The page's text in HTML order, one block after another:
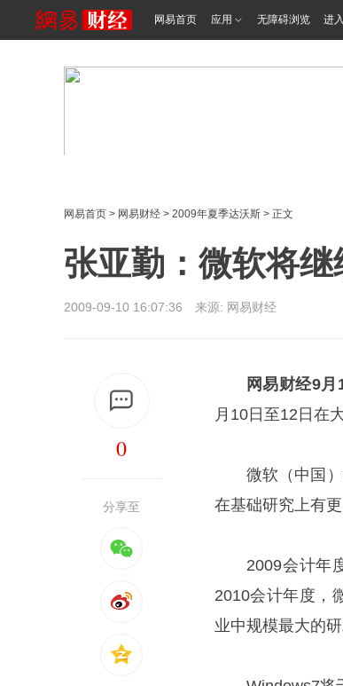
网易首页 应用 无障碍浏览 进
网易首页 > 网易财经 > 2009年夏季达沃斯 > 正文
张亚勤：微软将
2009-09-10 16:07:36 来源: 网易财经
0
分享至
网易财经9月
月10日至12日在
微软（中国
在基础研究上有
2009会计年
2010会计年度，
业中规模最大的